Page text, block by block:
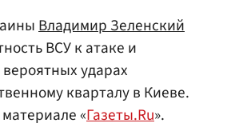
Владимир Зеленский
ВСУ к атаке и
ударах
кварталу в Киеве.
«Газеты.Ru».